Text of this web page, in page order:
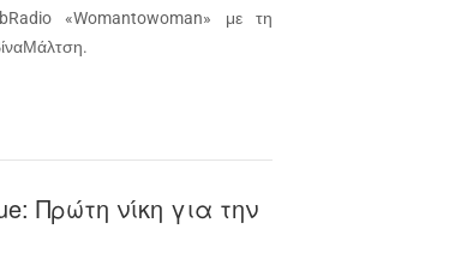
«Womantowoman» με τη
Πρώτη νίκη για την